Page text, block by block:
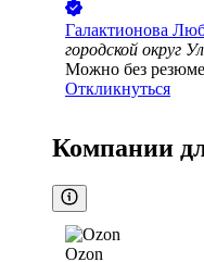
Галактионова
городской округ
Можно без резюме
Откликнуться
Компании
Ozon